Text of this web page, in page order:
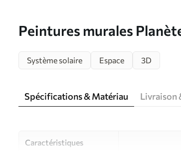
Peintures murales
Système solaire Espace 3D
Spécifications & Matériau Livraison
Caractéristiques